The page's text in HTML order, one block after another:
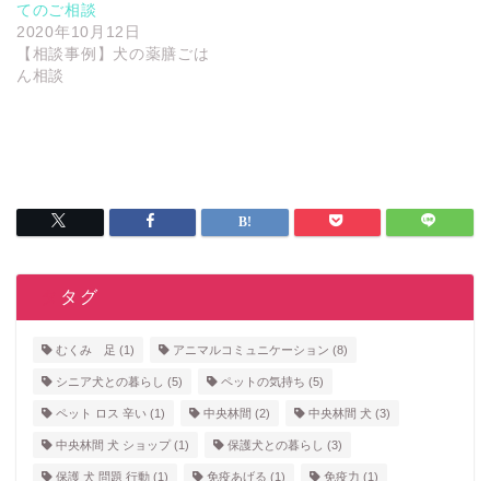
てのご相談
2020年10月12日
【相談事例】犬の薬膳ごは
ん相談
タタグ
むくみ 足 (1) アニマルコミュニケーション (8)
シニア犬との暮らし (5) ペットの気持ち (5)
ペット ロス 辛い (1) 中央林間 (2) 中央林間 犬 (3)
中央林間 犬 ショップ(1) 保護犬との暮らし (3)
保護 犬 問題 行動 (1) 免疫あげる (1) 免疫力 (1)